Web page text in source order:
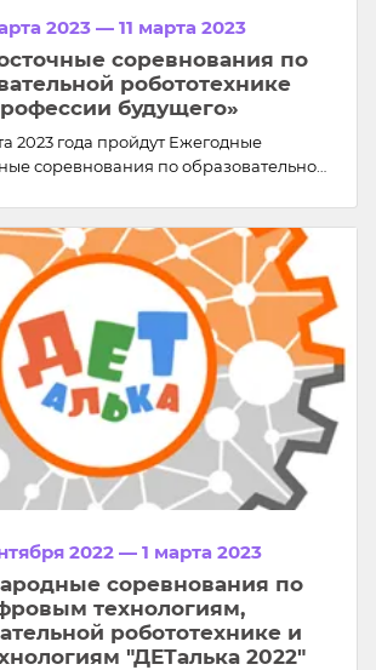
2023 — 11 марта 2023
соревнования по
робототехнике
будущего»
2023 года пройдут Ежегодные
соревнования по образовательной
2022 — 1 марта 2023
соревнования по
технологиям,
робототехнике и
"ДЕТалька 2022"